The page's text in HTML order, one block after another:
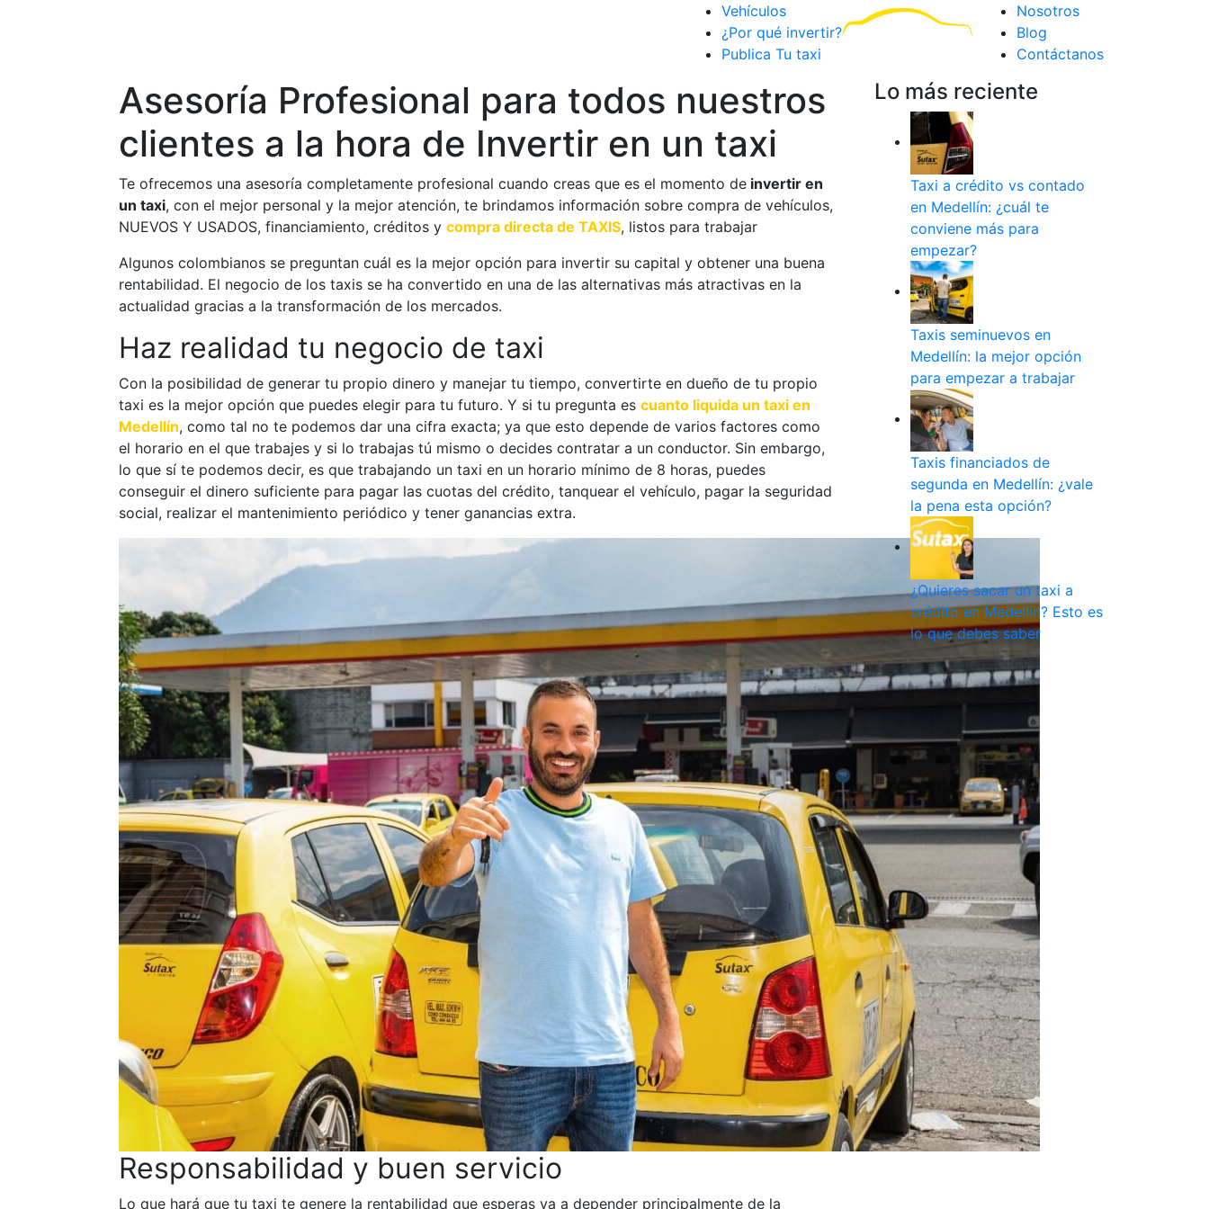
Vehículos
¿Por qué invertir?
Publica Tu taxi
Nosotros
Blog
Contáctanos
Asesoría Profesional para todos nuestros
clientes a la hora de Invertir en un taxi
Te ofrecemos una asesoría completamente profesional cuando creas que es el momento de invertir en
un taxi, con el mejor personal y la mejor atención, te brindamos información sobre compra de vehículos,
NUEVOS Y USADOS, financiamiento, créditos y compra directa de TAXIS, listos para trabajar
Algunos colombianos se preguntan cuál es la mejor opción para invertir su capital y obtener una buena
rentabilidad. El negocio de los taxis se ha convertido en una de las alternativas más atractivas en la
actualidad gracias a la transformación de los mercados.
Haz realidad tu negocio de taxi
Con la posibilidad de generar tu propio dinero y manejar tu tiempo, convertirte en dueño de tu propio
taxi es la mejor opción que puedes elegir para tu futuro. Y si tu pregunta es cuanto liquida un taxi en
Medellín, como tal no te podemos dar una cifra exacta; ya que esto depende de varios factores como
el horario en el que trabajes y si lo trabajas tú mismo o decides contratar a un conductor. Sin embargo,
lo que sí te podemos decir, es que trabajando un taxi en un horario mínimo de 8 horas, puedes
conseguir el dinero suficiente para pagar las cuotas del crédito, tanquear el vehículo, pagar la seguridad
social, realizar el mantenimiento periódico y tener ganancias extra.
Responsabilidad y buen servicio
Lo que hará que tu taxi te genere la rentabilidad que esperas va a depender principalmente de la
Lo más reciente
Taxi a crédito vs contado
en Medellín: ¿cuál te
conviene más para
empezar?
Taxis seminuevos en
Medellín: la mejor opción
para empezar a trabajar
Taxis financiados de
segunda en Medellín: ¿vale
la pena esta opción?
¿Quieres sacar un taxi a
crédito en Medellín? Esto es
lo que debes saber